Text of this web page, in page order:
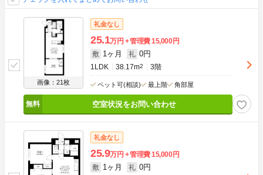
画像：21枚
礼金なし
25.1万円 管理費15,000円
敷 1ヶ月 礼 0円
1LDK 38.17m2 3階
ペット可(相談) 最上階 角部屋
空室状況をお問い合わせ
礼金なし
25.9万円 管理費15,000円
敷 1ヶ月 礼 0円